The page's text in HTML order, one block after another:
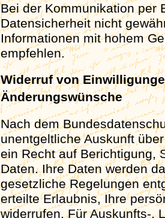
Bei der Kommunikation per
Datensicherheit nicht
Informationen mit hohem
empfehlen.
Widerruf von
Änderungswünsche
Nach dem
unentgeltliche Auskunft
ein Recht auf Berichtigung,
Daten. Ihre Daten werden
gesetzliche Regelungen
erteilte Erlaubnis, Ihre
widerrufen. Für Auskunfts-,